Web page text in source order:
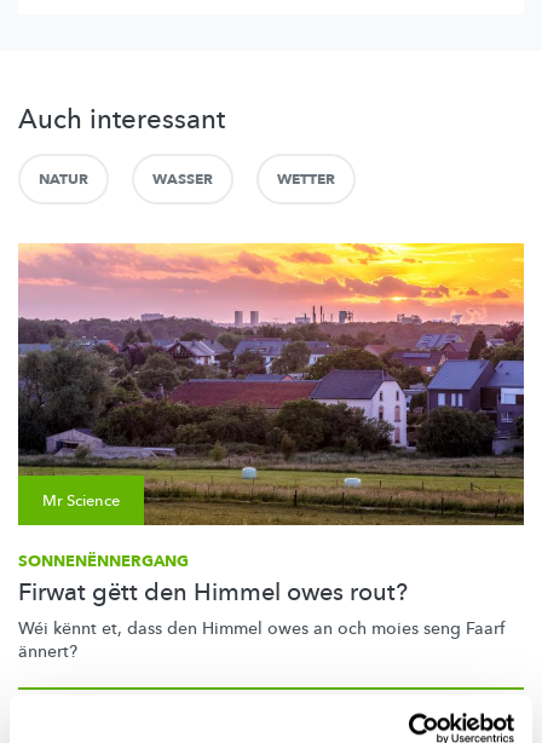
Auch interessant
NATUR WASSER WETTER
Mr Science
SONNENËNNERGANG
Firwat gëtt den Himmel owes rout?
Wéi kënnt et, dass den Himmel owes an och moies seng Faarf
ännert?